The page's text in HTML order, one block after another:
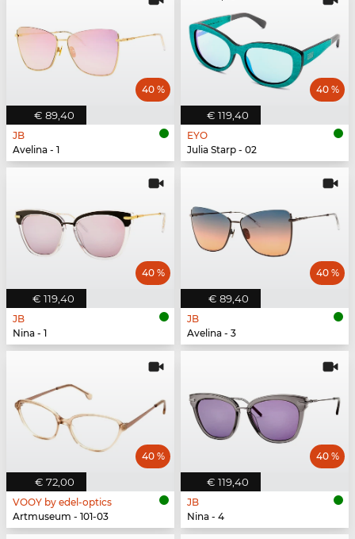
€ 89,40
40 %
JB
Avelina - 1
€ 119,40
40 %
EYO
Julia Starp - 02
€ 119,40
40 %
JB
Nina - 1
€ 89,40
40 %
JB
Avelina - 3
€ 72,00
40 %
VOOY by edel-optics
Artmuseum - 101-03
€ 119,40
40 %
JB
Nina - 4